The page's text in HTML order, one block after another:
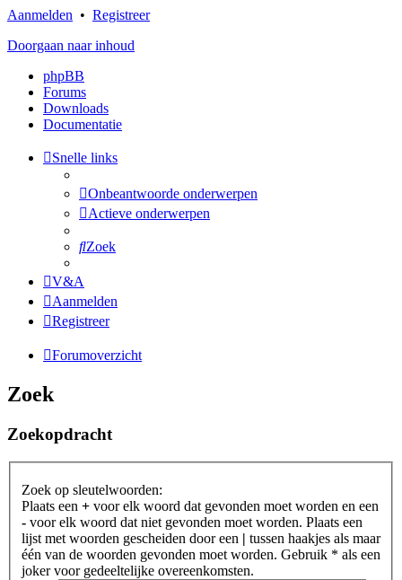
Aanmelden • Registreer
Doorgaan naar inhoud
phpBB
Forums
Downloads
Documentatie
Snelle links
Onbeantwoorde onderwerpen
Actieve onderwerpen
Zoek
V&A
Aanmelden
Registreer
Forumoverzicht
Zoek
Zoekopdracht
Zoek op sleutelwoorden:
Plaats een + voor elk woord dat gevonden moet worden en een
- voor elk woord dat niet gevonden moet worden. Plaats een
lijst met woorden gescheiden door een | tussen haakjes als maar
één van de woorden gevonden moet worden. Gebruik * als een
joker voor gedeeltelijke overeenkomsten.